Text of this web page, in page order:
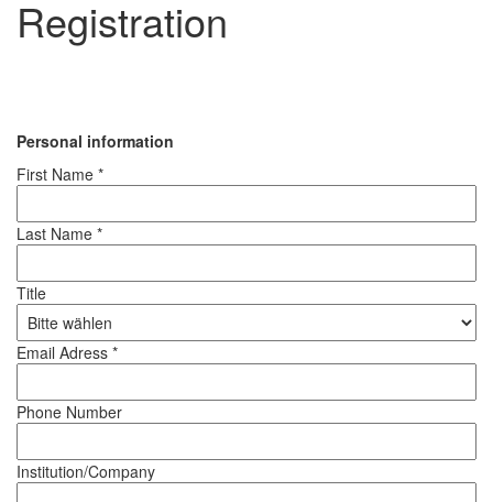
Registration
Personal information
First Name *
Last Name *
Title
Email Adress *
Phone Number
Institution/Company